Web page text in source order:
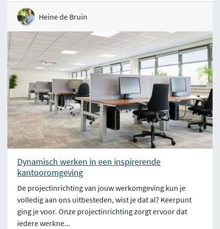
Heine de Bruin
Dynamisch werken in een inspirerende
kantooromgeving
De projectinrichting van jouw werkomgeving kun je
volledig aan ons uitbesteden, wist je dat al? Keerpunt
ging je voor. Onze projectinrichting zorgt ervoor dat
iedere werkne...